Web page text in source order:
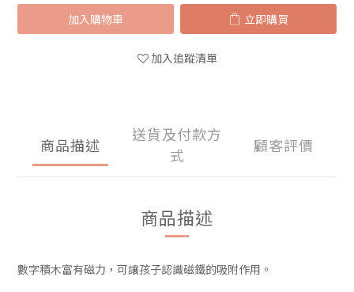
加入購物車 立即購買
加入追蹤清單
商品描述
送貨及付款方
式
顧客評價
商品描述
數字積木富有磁力，可讓孩子認識磁鐵的吸附作用。